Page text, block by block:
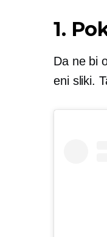
1.
Da ne bi
eni sliki.